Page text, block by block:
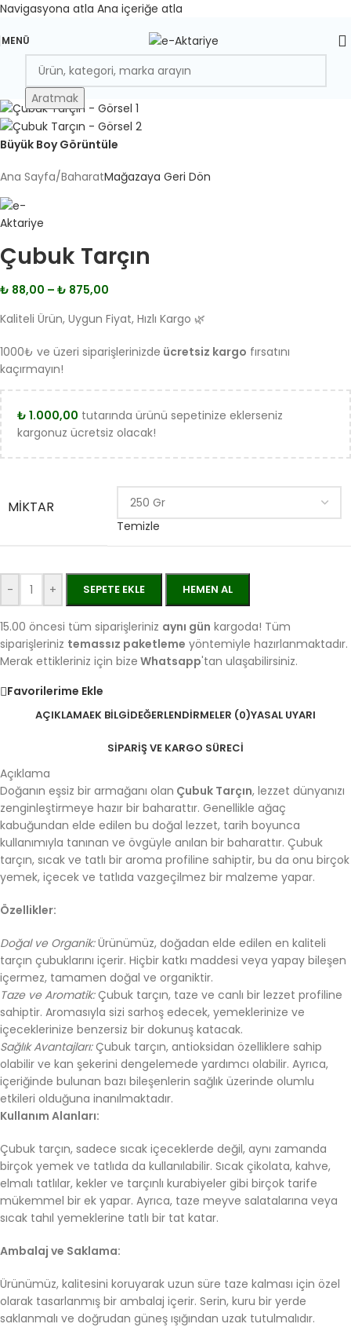
Navigasyona atla Ana içeriğe atla
MENÜ
Aratmak
Büyük Boy Görüntüle
Ana Sayfa/BaharatMağazaya Geri Dön
Çubuk Tarçın
₺ 88,00 – ₺ 875,00
Kaliteli Ürün, Uygun Fiyat, Hızlı Kargo 🌿
1000₺ ve üzeri siparişlerinizde ücretsiz kargo fırsatını
kaçırmayın!
₺ 1.000,00 tutarında ürünü sepetinize eklerseniz
kargonuz ücretsiz olacak!
MIKTAR
Temizle
- + SEPETE EKLE HEMEN AL
15.00 öncesi tüm siparişleriniz aynı gün kargoda! Tüm
siparişleriniz temassız paketleme yöntemiyle hazırlanmaktadır.
Merak ettikleriniz için bize Whatsapp'tan ulaşabilirsiniz.
Favorilerime Ekle
AÇIKLAMAEK BILGIDEĞERLENDIRMELER (0)YASAL UYARI
SIPARIŞ VE KARGO SÜRECI
Açıklama
Doğanın eşsiz bir armağanı olan Çubuk Tarçın, lezzet dünyanızı
zenginleştirmeye hazır bir baharattır. Genellikle ağaç
kabuğundan elde edilen bu doğal lezzet, tarih boyunca
kullanımıyla tanınan ve övgüyle anılan bir baharattır. Çubuk
tarçın, sıcak ve tatlı bir aroma profiline sahiptir, bu da onu birçok
yemek, içecek ve tatlıda vazgeçilmez bir malzeme yapar.
Özellikler:
Doğal ve Organik:Ürünümüz, doğadan elde edilen en kaliteli
tarçın çubuklarını içerir. Hiçbir katkı maddesi veya yapay bileşen
içermez, tamamen doğal ve organiktir.
Taze ve Aromatik:Çubuk tarçın, taze ve canlı bir lezzet profiline
sahiptir. Aromasıyla sizi sarhoş edecek, yemeklerinize ve
içeceklerinize benzersiz bir dokunuş katacak.
Sağlık Avantajları:Çubuk tarçın, antioksidan özelliklere sahip
olabilir ve kan şekerini dengelemede yardımcı olabilir. Ayrıca,
içeriğinde bulunan bazı bileşenlerin sağlık üzerinde olumlu
etkileri olduğuna inanılmaktadır.
Kullanım Alanları:
Çubuk tarçın, sadece sıcak içeceklerde değil, aynı zamanda
birçok yemek ve tatlıda da kullanılabilir. Sıcak çikolata, kahve,
elmalı tatlılar, kekler ve tarçınlı kurabiyeler gibi birçok tarife
mükemmel bir ek yapar. Ayrıca, taze meyve salatalarına veya
sıcak tahıl yemeklerine tatlı bir tat katar.
Ambalaj ve Saklama:
Ürünümüz, kalitesini koruyarak uzun süre taze kalması için özel
olarak tasarlanmış bir ambalaj içerir. Serin, kuru bir yerde
saklanmalı ve doğrudan güneş ışığından uzak tutulmalıdır.